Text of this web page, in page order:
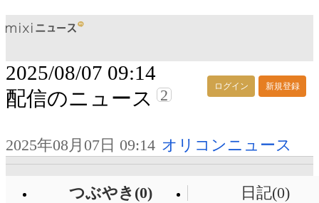
ログイン 新規登録
2025/08/07 09:14
配信のニュース
2
2025年08月07日 09:14 オリコンニュース
つぶやき(0) 日記(0)